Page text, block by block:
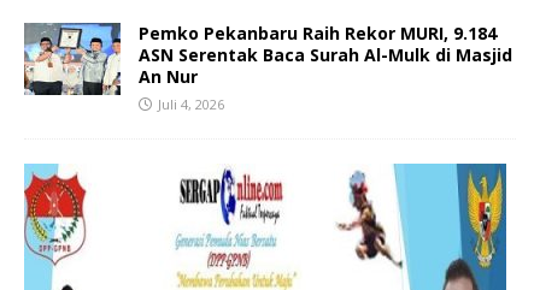
Pemko Pekanbaru Raih Rekor MURI, 9.184
ASN Serentak Baca Surah Al-Mulk di Masjid
An Nur
Juli 4, 2026